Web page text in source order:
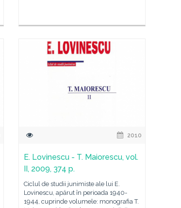
2010
E. Lovinescu - T. Maiorescu, vol.
II, 2009, 374 p.
Ciclul de studii junimiste ale lui E.
Lovinescu, apărut în perioada 1940-
1944, cuprinde volumele: monografia T.